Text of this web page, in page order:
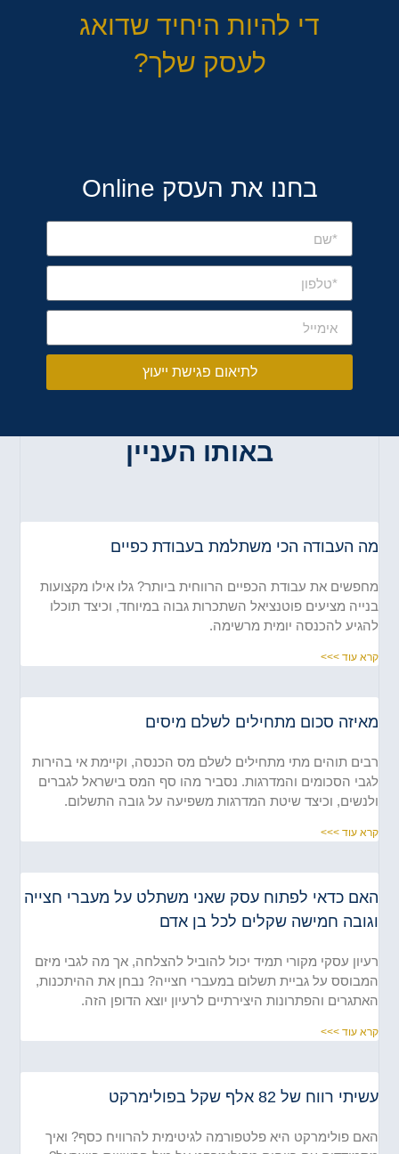
די להיות היחיד שדואג
לעסק שלך?
בחנו את העסק Online
לתיאום פגישת ייעוץ
באותו העניין
העבודה הכי משתלמת בעבודת כפיים
את עבודת הכפיים הרווחית ביותר? גלו אילו מקצועות
מציעים פוטנציאל השתכרות גבוה במיוחד, וכיצד תוכלו
להכנסה יומית מרשימה.
עוד >>>
סכום מתחילים לשלם מיסים
תוהים מתי מתחילים לשלם מס הכנסה, וקיימת אי בהירות
הסכומים והמדרגות. נסביר מהו סף המס בישראל לגברים
וכיצד שיטת המדרגות משפיעה על גובה התשלום.
עוד >>>
כדאי לפתוח עסק שאני משתלט על מעברי חצייה
חמישה שקלים לכל בן אדם
עסקי מקורי תמיד יכול להוביל להצלחה, אך מה לגבי מיזם
על גביית תשלום במעברי חצייה? נבחן את ההיתכנות,
והפתרונות היצירתיים לרעיון יוצא הדופן הזה.
עוד >>>
רווח של 82 אלף שקל בפולימרקט
פולימרקט היא פלטפורמה לגיטימית להרוויח כסף? ואיך